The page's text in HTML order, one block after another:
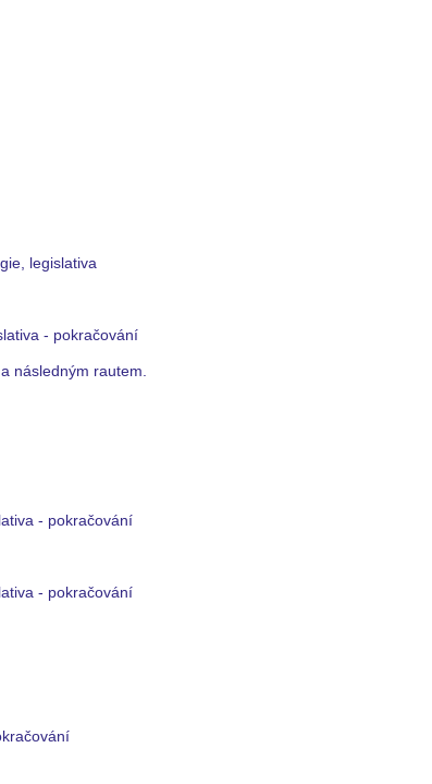
legislativa
- pokračování
následným rautem.
- pokračování
- pokračování